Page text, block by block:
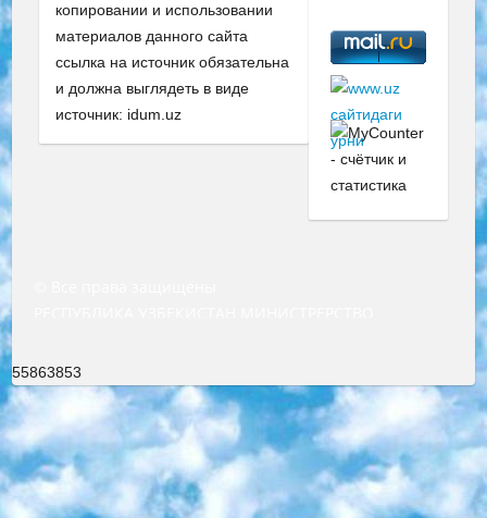
копировании и использовании
материалов данного сайта
ссылка на источник обязательна
и должна выглядеть в виде
источник: idum.uz
55863853